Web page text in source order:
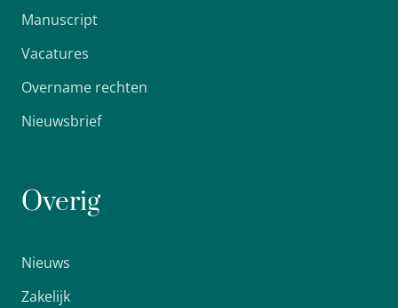
Manuscript
Vacatures
Overname rechten
Nieuwsbrief
Overig
Nieuws
Zakelijk